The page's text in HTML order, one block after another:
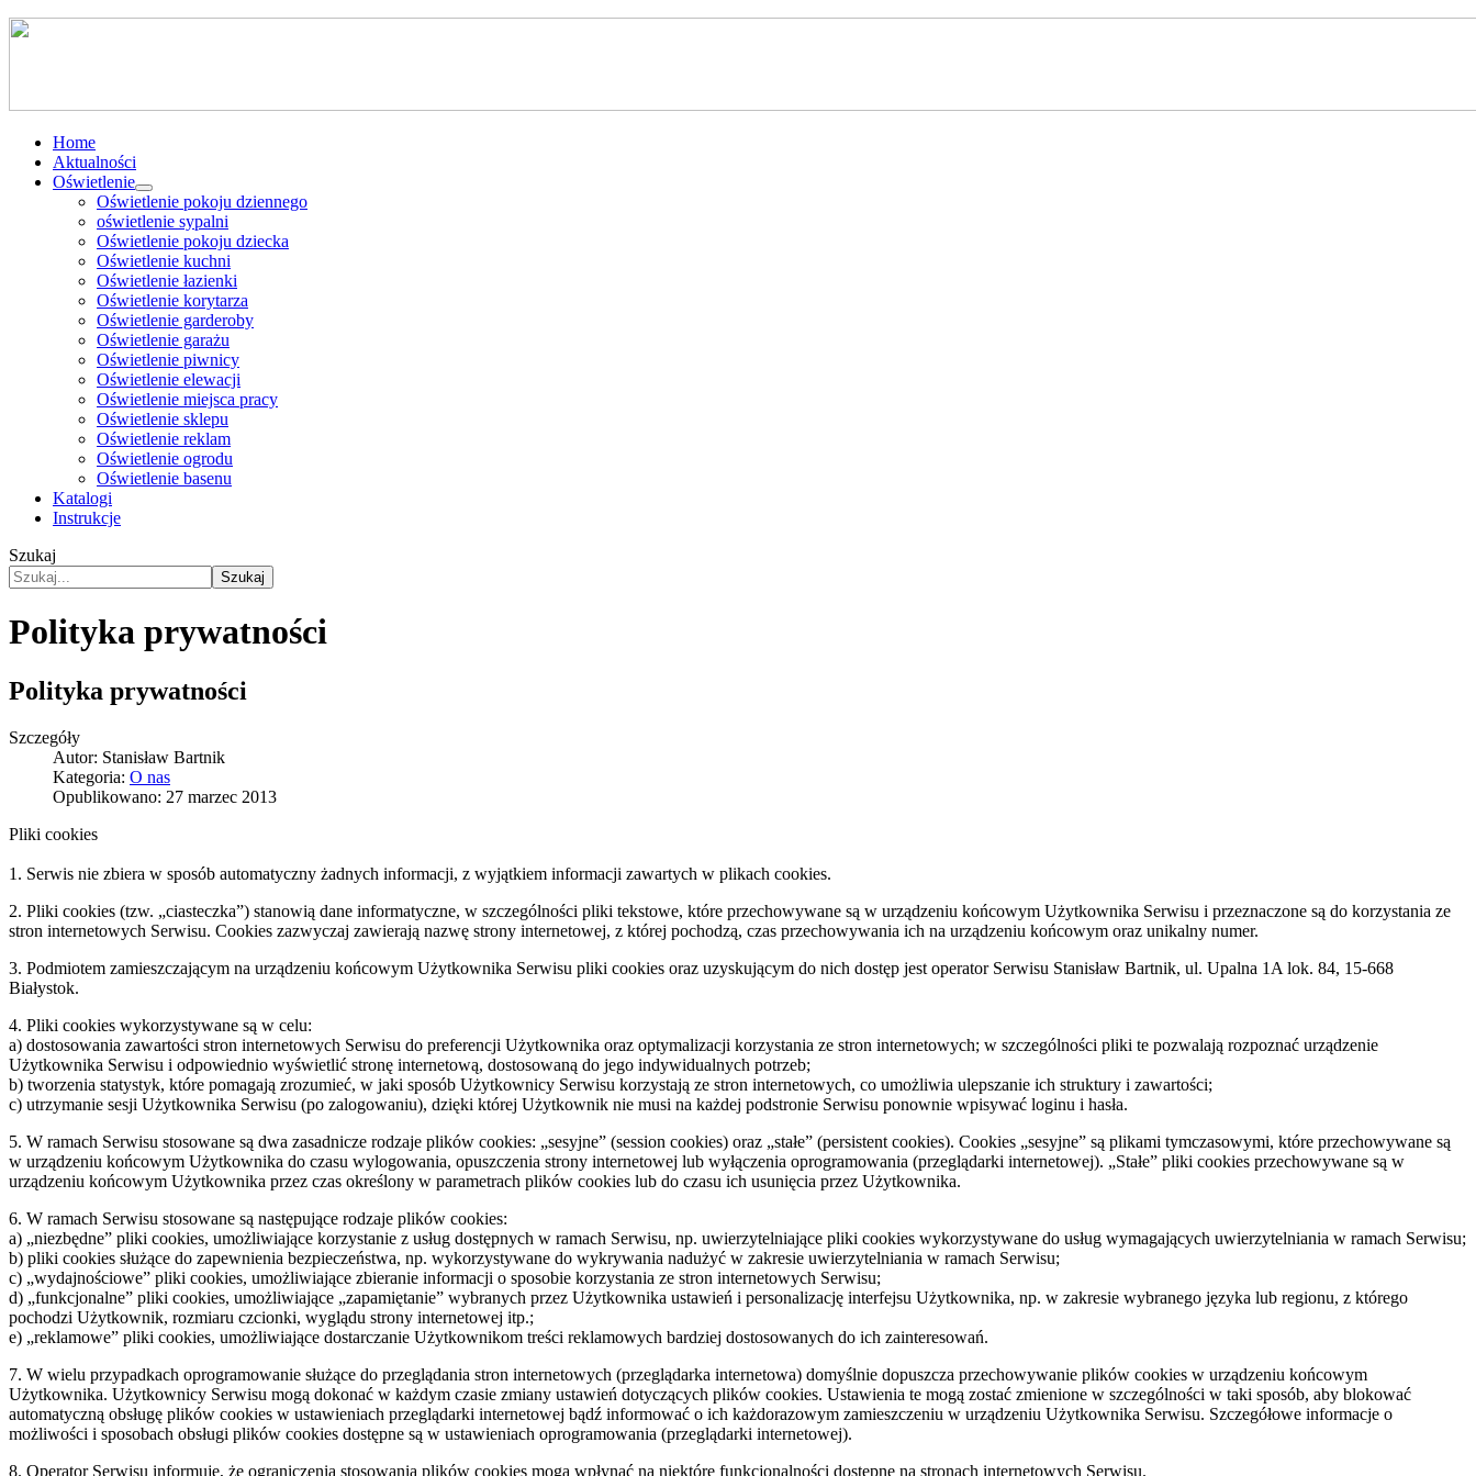
Home
Aktualności
Oświetlenie
Oświetlenie pokoju dziennego
oświetlenie sypalni
Oświetlenie pokoju dziecka
Oświetlenie kuchni
Oświetlenie łazienki
Oświetlenie korytarza
Oświetlenie garderoby
Oświetlenie garażu
Oświetlenie piwnicy
Oświetlenie elewacji
Oświetlenie miejsca pracy
Oświetlenie sklepu
Oświetlenie reklam
Oświetlenie ogrodu
Oświetlenie basenu
Katalogi
Instrukcje
Szukaj
Szukaj
Polityka prywatności
Polityka prywatności
Szczegóły
Autor: Stanisław Bartnik
Kategoria: O nas
Opublikowano: 27 marzec 2013
Pliki cookies
1. Serwis nie zbiera w sposób automatyczny żadnych informacji, z wyjątkiem informacji zawartych w plikach cookies.
2. Pliki cookies (tzw. „ciasteczka”) stanowią dane informatyczne, w szczególności pliki tekstowe, które przechowywane są w urządzeniu końcowym Użytkownika Serwisu i przeznaczone są do korzystania ze
stron internetowych Serwisu. Cookies zazwyczaj zawierają nazwę strony internetowej, z której pochodzą, czas przechowywania ich na urządzeniu końcowym oraz unikalny numer.
3. Podmiotem zamieszczającym na urządzeniu końcowym Użytkownika Serwisu pliki cookies oraz uzyskującym do nich dostęp jest operator Serwisu Stanisław Bartnik, ul. Upalna 1A lok. 84, 15-668
Białystok.
4. Pliki cookies wykorzystywane są w celu:
a) dostosowania zawartości stron internetowych Serwisu do preferencji Użytkownika oraz optymalizacji korzystania ze stron internetowych; w szczególności pliki te pozwalają rozpoznać urządzenie
Użytkownika Serwisu i odpowiednio wyświetlić stronę internetową, dostosowaną do jego indywidualnych potrzeb;
b) tworzenia statystyk, które pomagają zrozumieć, w jaki sposób Użytkownicy Serwisu korzystają ze stron internetowych, co umożliwia ulepszanie ich struktury i zawartości;
c) utrzymanie sesji Użytkownika Serwisu (po zalogowaniu), dzięki której Użytkownik nie musi na każdej podstronie Serwisu ponownie wpisywać loginu i hasła.
5. W ramach Serwisu stosowane są dwa zasadnicze rodzaje plików cookies: „sesyjne” (session cookies) oraz „stałe” (persistent cookies). Cookies „sesyjne” są plikami tymczasowymi, które przechowywane są
w urządzeniu końcowym Użytkownika do czasu wylogowania, opuszczenia strony internetowej lub wyłączenia oprogramowania (przeglądarki internetowej). „Stałe” pliki cookies przechowywane są w
urządzeniu końcowym Użytkownika przez czas określony w parametrach plików cookies lub do czasu ich usunięcia przez Użytkownika.
6. W ramach Serwisu stosowane są następujące rodzaje plików cookies:
a) „niezbędne” pliki cookies, umożliwiające korzystanie z usług dostępnych w ramach Serwisu, np. uwierzytelniające pliki cookies wykorzystywane do usług wymagających uwierzytelniania w ramach Serwisu;
b) pliki cookies służące do zapewnienia bezpieczeństwa, np. wykorzystywane do wykrywania nadużyć w zakresie uwierzytelniania w ramach Serwisu;
c) „wydajnościowe” pliki cookies, umożliwiające zbieranie informacji o sposobie korzystania ze stron internetowych Serwisu;
d) „funkcjonalne” pliki cookies, umożliwiające „zapamiętanie” wybranych przez Użytkownika ustawień i personalizację interfejsu Użytkownika, np. w zakresie wybranego języka lub regionu, z którego
pochodzi Użytkownik, rozmiaru czcionki, wyglądu strony internetowej itp.;
e) „reklamowe” pliki cookies, umożliwiające dostarczanie Użytkownikom treści reklamowych bardziej dostosowanych do ich zainteresowań.
7. W wielu przypadkach oprogramowanie służące do przeglądania stron internetowych (przeglądarka internetowa) domyślnie dopuszcza przechowywanie plików cookies w urządzeniu końcowym
Użytkownika. Użytkownicy Serwisu mogą dokonać w każdym czasie zmiany ustawień dotyczących plików cookies. Ustawienia te mogą zostać zmienione w szczególności w taki sposób, aby blokować
automatyczną obsługę plików cookies w ustawieniach przeglądarki internetowej bądź informować o ich każdorazowym zamieszczeniu w urządzeniu Użytkownika Serwisu. Szczegółowe informacje o
możliwości i sposobach obsługi plików cookies dostępne są w ustawieniach oprogramowania (przeglądarki internetowej).
8. Operator Serwisu informuje, że ograniczenia stosowania plików cookies mogą wpłynąć na niektóre funkcjonalności dostępne na stronach internetowych Serwisu.